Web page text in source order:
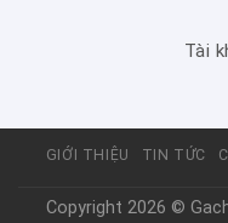
Tài
GIỚI THIỆU TIN TỨC
Copyright 2026 ©